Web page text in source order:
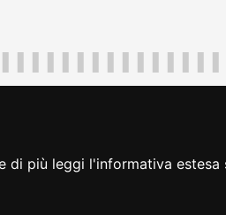
di più leggi l'informativa estesa
preferenze cookie loginFVG